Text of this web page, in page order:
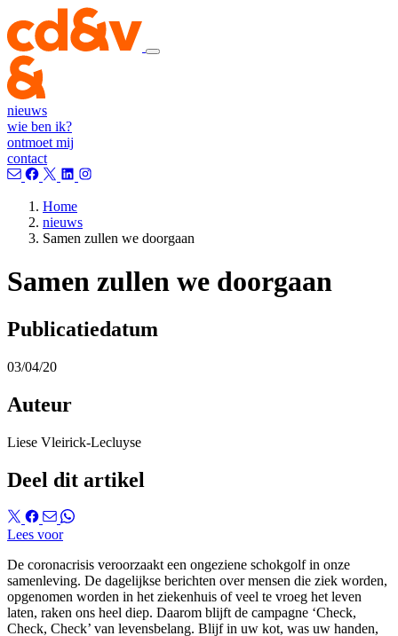
nieuws
wie ben ik?
ontmoet mij
contact
Home
nieuws
Samen zullen we doorgaan
Samen zullen we doorgaan
Publicatiedatum
03/04/20
Auteur
Liese Vleirick-Lecluyse
Deel dit artikel
Lees voor
De coronacrisis veroorzaakt een ongeziene schokgolf in onze
samenleving. De dagelijkse berichten over mensen die ziek worden,
opgenomen worden in het ziekenhuis of veel te vroeg het leven
laten, raken ons heel diep. Daarom blijft de campagne ‘Check,
Check, Check’ van levensbelang. Blijf in uw kot, was uw handen,